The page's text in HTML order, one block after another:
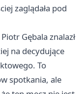
zaglądała pod
Gębala znalazł
na decydujące
To
spotkania, ale